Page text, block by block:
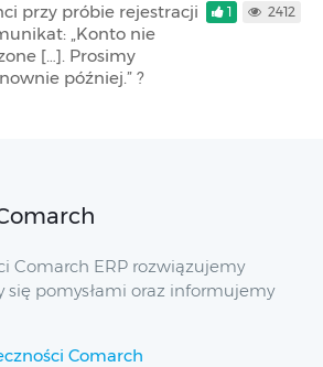
przy próbie rejestracji
„Konto nie
[…]. Prosimy
później.” ?
1 2412
Comarch ERP rozwiązujemy
się pomysłami oraz informujemy
Comarch